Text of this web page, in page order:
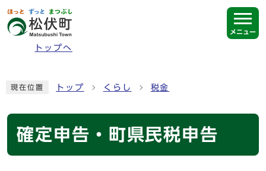
ページの先頭です
トップへ
メニュー
現在位置 トップ くらし 税金
確定申告・町県民税申告